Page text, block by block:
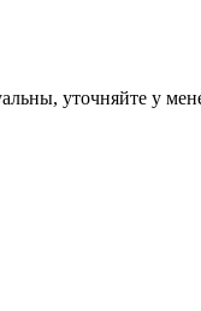
уточняйте у